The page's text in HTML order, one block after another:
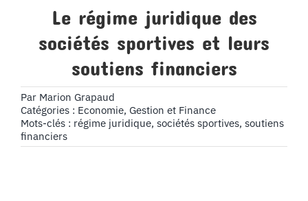
Le régime juridique des
sociétés sportives et leurs
soutiens financiers
Par Marion Grapaud
Catégories : Economie, Gestion et Finance
Mots-clés : régime juridique, sociétés sportives, soutiens
financiers